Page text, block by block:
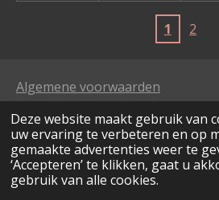
Deze website maakt gebruik van
uw ervaring te verbeteren en op
gemaakte advertenties weer te
‘Accepteren’ te klikken, gaat u
gebruik van alle cookies.
1 2
Algemene voorwaarden
verzend- en betalingsinfo
I
F
© 2024 - 2026 dragon's inn